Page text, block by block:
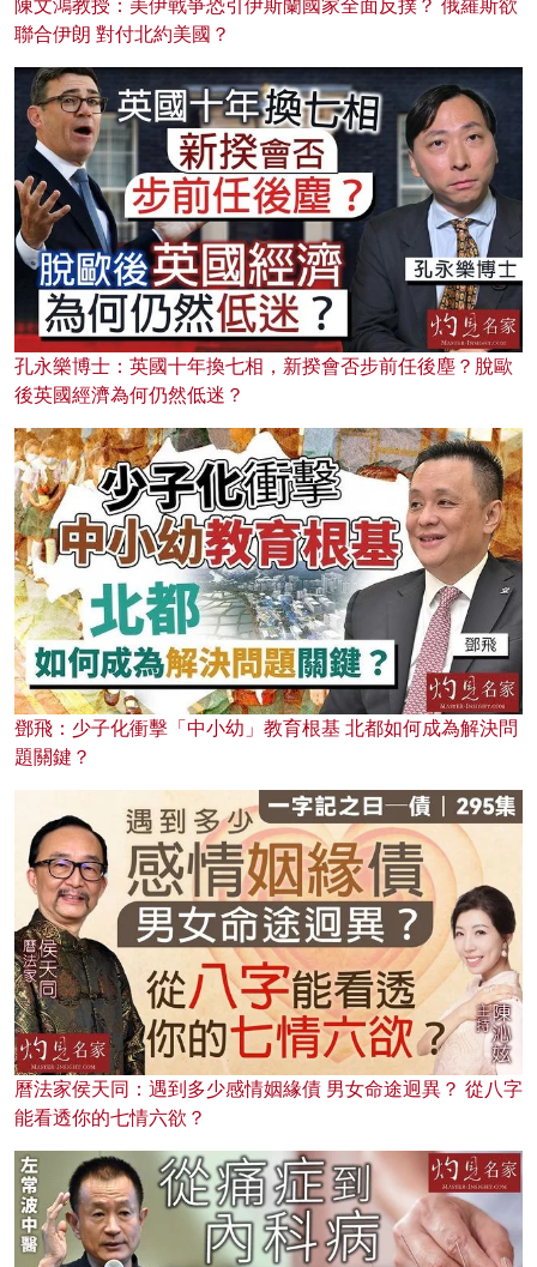
陳文鴻教授：美伊戰爭恐引伊斯蘭國家全面反撲？ 俄羅斯欲
聯合伊朗 對付北約美國？
孔永樂博士：英國十年換七相，新揆會否步前任後塵？脫歐
後英國經濟為何仍然低迷？
鄧飛：少子化衝擊「中小幼」教育根基 北都如何成為解決問
題關鍵？
曆法家侯天同：遇到多少感情姻緣債 男女命途迥異？ 從八字
能看透你的七情六欲？